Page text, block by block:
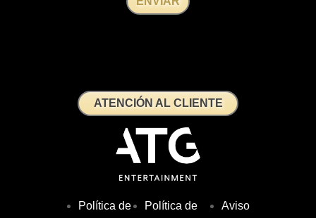
ATENCIÓN AL CLIENTE
Política de
Política de
Aviso